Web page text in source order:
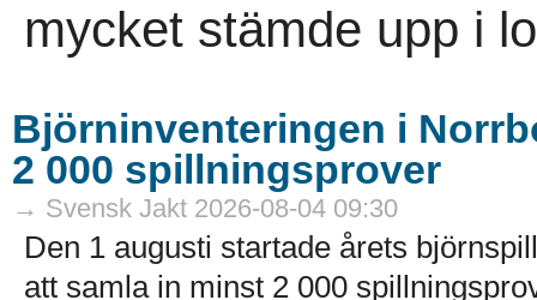
mycket stämde upp i
Björninventeringen i
2 000 spillningsprover
→ Svensk Jakt 2026-08-04 09:30
Den 1 augusti startade årets
att samla in minst 2 000